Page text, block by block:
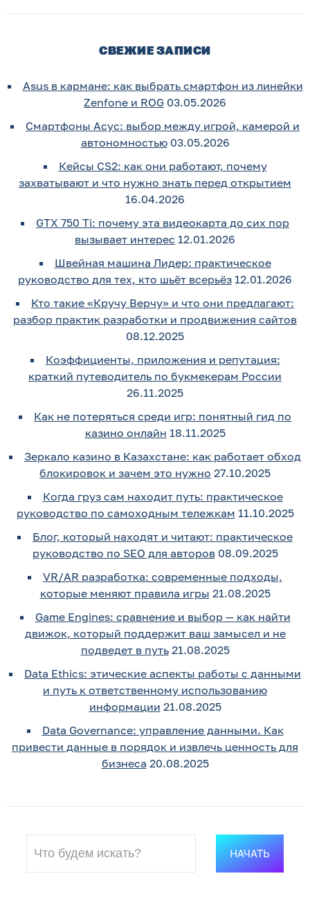
СВЕЖИЕ ЗАПИСИ
Asus в кармане: как выбрать смартфон из линейки
Zenfone и ROG 03.05.2026
Смартфоны Асус: выбор между игрой, камерой и
автономностью 03.05.2026
Кейсы CS2: как они работают, почему
захватывают и что нужно знать перед открытием
16.04.2026
GTX 750 Ti: почему эта видеокарта до сих пор
вызывает интерес 12.01.2026
Швейная машина Лидер: практическое
руководство для тех, кто шьёт всерьёз 12.01.2026
Кто такие «Кручу Верчу» и что они предлагают:
разбор практик разработки и продвижения сайтов
08.12.2025
Коэффициенты, приложения и репутация:
краткий путеводитель по букмекерам России
26.11.2025
Как не потеряться среди игр: понятный гид по
казино онлайн 18.11.2025
Зеркало казино в Казахстане: как работает обход
блокировок и зачем это нужно 27.10.2025
Когда груз сам находит путь: практическое
руководство по самоходным тележкам 11.10.2025
Блог, который находят и читают: практическое
руководство по SEO для авторов 08.09.2025
VR/AR разработка: современные подходы,
которые меняют правила игры 21.08.2025
Game Engines: сравнение и выбор — как найти
движок, который поддержит ваш замысел и не
подведет в путь 21.08.2025
Data Ethics: этические аспекты работы с данными
и путь к ответственному использованию
информации 21.08.2025
Data Governance: управление данными. Как
привести данные в порядок и извлечь ценность для
бизнеса 20.08.2025